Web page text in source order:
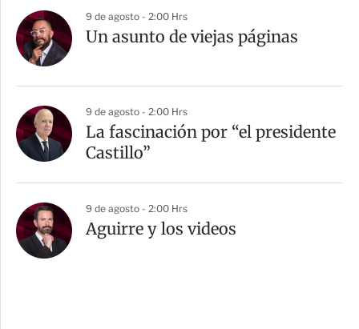
9 de agosto - 2:00 Hrs
Un asunto de viejas páginas
9 de agosto - 2:00 Hrs
La fascinación por “el presidente
Castillo”
9 de agosto - 2:00 Hrs
Aguirre y los videos